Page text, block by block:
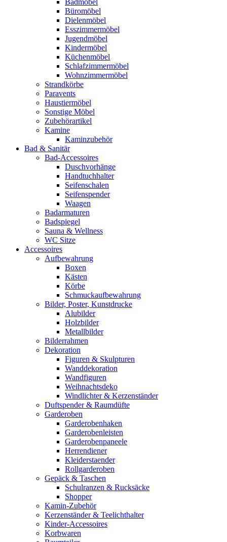
Badmöbel
Büromöbel
Dielenmöbel
Esszimmermöbel
Jugendmöbel
Kindermöbel
Küchenmöbel
Schlafzimmermöbel
Wohnzimmermöbel
Strandkörbe
Paravents
Haustiermöbel
Sonstige Möbel
Zubehörartikel
Kamine
Kaminzubehör
Bad & Sanitär
Bad-Accessoires
Duschvorhänge
Handtuchhalter
Seifenschalen
Seifenspender
Waagen
Badarmaturen
Badspiegel
Sauna & Wellness
WC Sitze
Accessoires
Aufbewahrung
Boxen
Kästen
Körbe
Schmuckaufbewahrung
Bilder, Poster, Kunstdrucke
Alubilder
Holzbilder
Metallbilder
Bilderrahmen
Dekoration
Figuren & Skulpturen
Wanddekoration
Wandfiguren
Weihnachtsdeko
Windlichter & Kerzenständer
Duftspender & Raumdüfte
Garderoben
Garderobenhaken
Garderobenleisten
Garderobenpaneele
Herrendiener
Kleiderstaender
Rollgarderoben
Gepäck & Taschen
Schulranzen & Rucksäcke
Shopper
Kamin-Zubehör
Kerzenständer & Teelichthalter
Kinder-Accessoires
Korbwaren